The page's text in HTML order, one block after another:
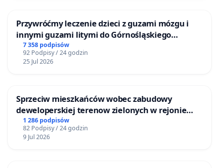
Przywróćmy leczenie dzieci z guzami mózgu i
innymi guzami litymi do Górnośląskiego
Centrum Zdrowia Dziecka w Katowicach
7 358 podpisów
92 Podpisy / 24 godzin
25 Jul 2026
Sprzeciw mieszkańców wobec zabudowy
deweloperskiej terenow zielonych w rejonie
Bulwarów Straceńskich w Bielsku-Białej
1 286 podpisów
82 Podpisy / 24 godzin
9 Jul 2026